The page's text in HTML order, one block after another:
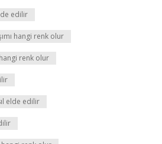
edilir
hangi renk olur
hangi renk olur
elde edilir